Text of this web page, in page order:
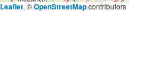
Leaflet, ©OpenStreetMapcontributors